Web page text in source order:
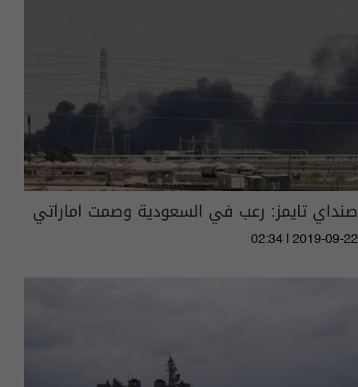
صنداي تايمز: رعب في السعودية وصمت اماراتي
02:34 | 2019-09-22